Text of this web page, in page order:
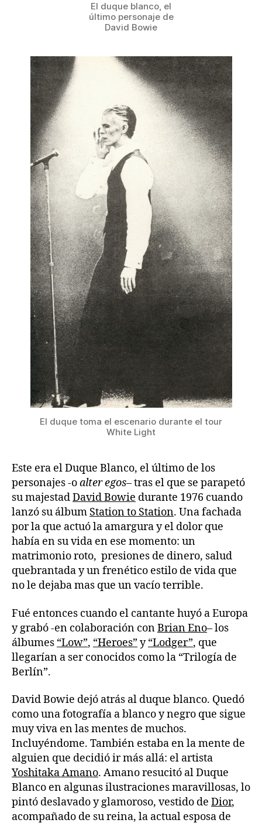
El duque blanco, el
último personaje de
David Bowie
El duque toma el escenario durante el tour
White Light
Este era el Duque Blanco, el último de los
personajes -oalter egos– tras el que se parapetó
su majestadDavid Bowie durante 1976 cuando
lanzó su álbum Station to Station. Una fachada
por la que actuó la amargura y el dolor que
había en su vida en ese momento: un
matrimonio roto, presiones de dinero, salud
quebrantada y un frenético estilo de vida que
no le dejaba mas que un vacío terrible.
Fué entonces cuando el cantante huyó a Europa
y grabó -en colaboración conBrian Eno– los
álbumes “Low”, “Heroes” y“Lodger”, que
llegarían a ser conocidos como la “Trilogía de
Berlín”.
David Bowie dejó atrás al duque blanco. Quedó
como una fotografía a blanco y negro que sigue
muy viva en las mentes de muchos.
Incluyéndome. También estaba en la mente de
alguien que decidió ir más allá: el artista
Yoshitaka Amano. Amano resucitó al Duque
Blanco en algunas ilustraciones maravillosas, lo
pintó deslavado y glamoroso, vestido de Dior,
acompañado de su reina, la actual esposa de